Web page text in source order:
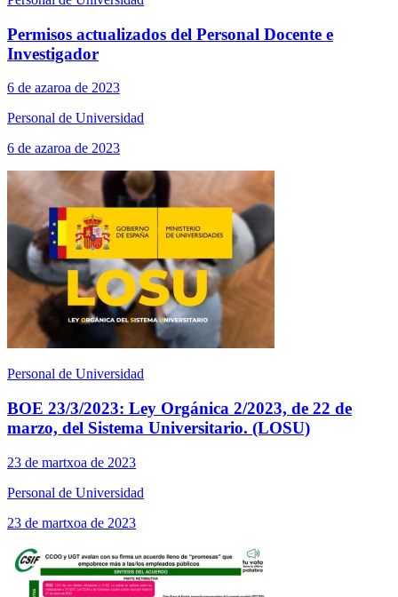
Permisos actualizados del Personal Docente e
Investigador
6 de azaroa de 2023
Personal de Universidad
6 de azaroa de 2023
Personal de Universidad
BOE 23/3/2023: Ley Orgánica 2/2023, de 22 de
marzo, del Sistema Universitario. (LOSU)
23 de martxoa de 2023
Personal de Universidad
23 de martxoa de 2023